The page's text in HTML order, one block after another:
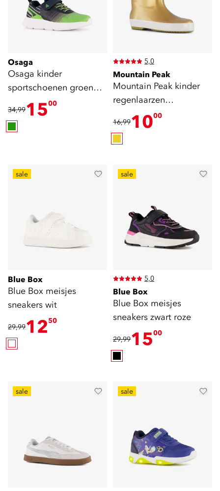
Osaga
Osaga kinder
sportschoenen groen
blauw
34,991500
5,0
Mountain Peak
Mountain Peak kinder
regenlaarzen
goudkleurig
16,991000
sale
Blue Box
Blue Box meisjes
sneakers wit
29,991250
sale
5,0
Blue Box
Blue Box meisjes
sneakers zwart roze
29,991500
sale sale